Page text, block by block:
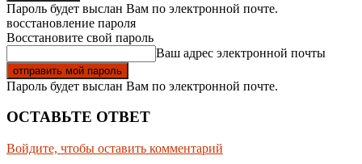
Пароль будет выслан Вам по электронной почте.
восстановление пароля
Восстановите свой пароль
Ваш адрес электронной почты
Пароль будет выслан Вам по электронной почте.
ОСТАВЬТЕ ОТВЕТ
Войдите, чтобы оставить комментарий